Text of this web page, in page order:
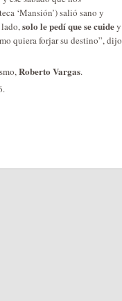
‘Mansión’) salió sano y
lado,solo le pedí que se cuidey
quiera forjar su destino”, dijo
Roberto Vargas.